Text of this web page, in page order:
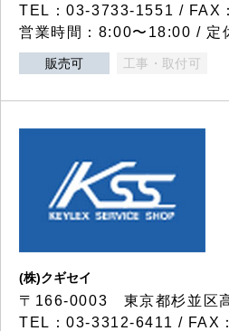
TEL：03-3733-1551 / FAX
営業時間：8:00〜18:00 / 定
販売可 工事・取付可
(株)クギセイ
〒166-0003 東京都杉並区
TEL：03-3312-6411 / FAX